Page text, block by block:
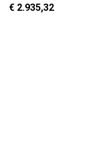
€ 2.935,32